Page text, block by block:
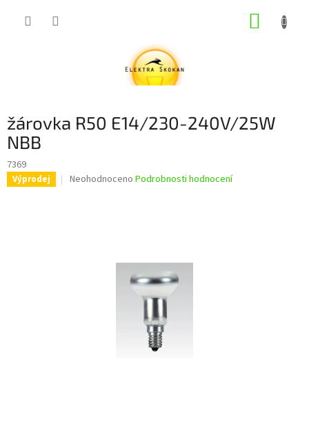
žárovka R50 E14/230-240V/25W
NBB
7369
Výprodej
Průměrné
Neohodnoceno Podrobnosti hodnocení